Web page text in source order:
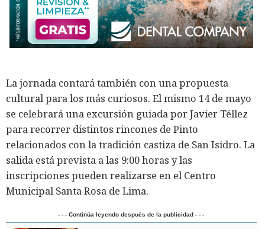
La jornada contará también con una propuesta
cultural para los más curiosos. El mismo 14 de mayo
se celebrará una excursión guiada por Javier Téllez
para recorrer distintos rincones de Pinto
relacionados con la tradición castiza de San Isidro. La
salida está prevista a las 9:00 horas y las
inscripciones pueden realizarse en el Centro
Municipal Santa Rosa de Lima.
- - - Continúa leyendo después de la publicidad - - -